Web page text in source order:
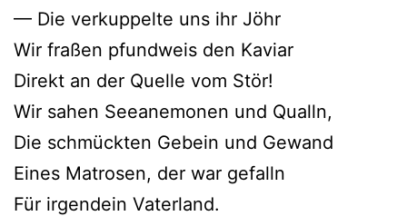
— Die verkuppelte uns ihr Jöhr
Wir fraßen pfundweis den Kaviar
Direkt an der Quelle vom Stör!
Wir sahen Seeanemonen und Qualln,
Die schmückten Gebein und Gewand
Eines Matrosen, der war gefalln
Für irgendein Vaterland.